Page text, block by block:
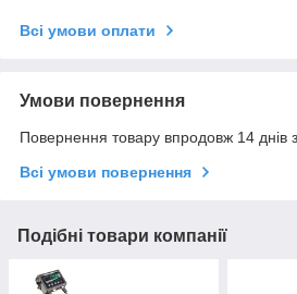
Всі умови оплати
Умови повернення
Повернення товару впродовж 14 днів
Всі умови повернення
Подібні товари компанії